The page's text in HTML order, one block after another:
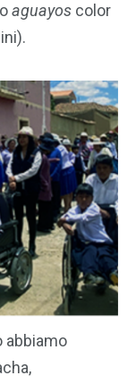
aguayos color
abbiamo